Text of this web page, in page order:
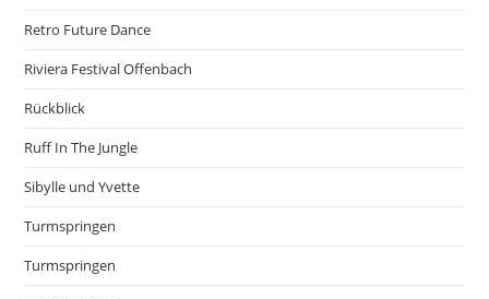
Retro Future Dance
Riviera Festival Offenbach
Rückblick
Ruff In The Jungle
Sibylle und Yvette
Turmspringen
Turmspringen